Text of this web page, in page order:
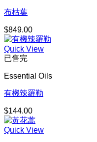
布枯葉
$849.00
Quick View
已售完
Essential Oils
有機辣羅勒
$144.00
Quick View